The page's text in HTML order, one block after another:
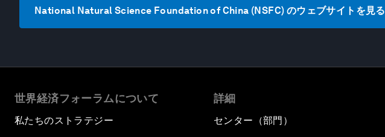
National Natural Science Foundation of China (NSFC) のウェブサイトを見る
世界経済フォーラムについて
私たちのストラテジー
詳細
センター（部門）